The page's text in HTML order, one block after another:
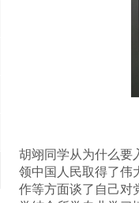
胡翊同学从为什么要
领中国人民取得了伟
作等方面谈了自己对